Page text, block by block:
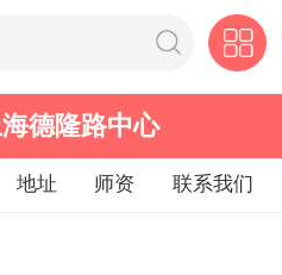
德隆路中心
地址 师资 联系我们